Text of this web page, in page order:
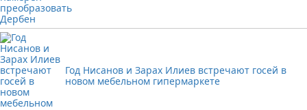
Год Нисанов и Зарах Илиев встречают госей в
новом мебельном гипермаркете